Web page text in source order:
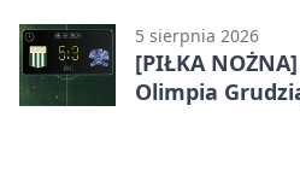
5 sierpnia 2026
[PIŁKA
Olimpia